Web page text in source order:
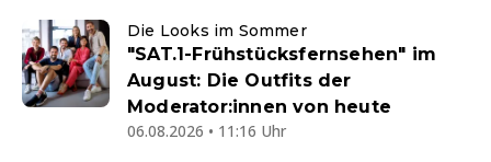
Die Looks im Sommer
"SAT.1-Frühstücksfernsehen" im
August: Die Outfits der
Moderator:innen von heute
06.08.2026 • 11:16 Uhr